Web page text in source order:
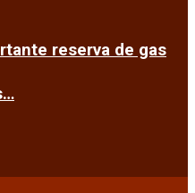
reserva de gas